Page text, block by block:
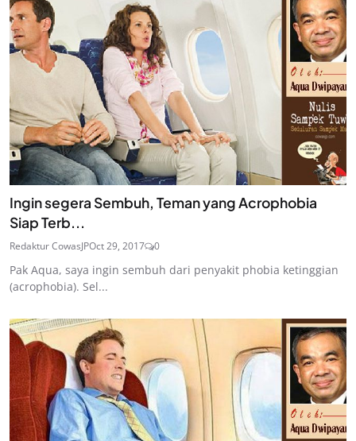
Ingin segera Sembuh, Teman yang Acrophobia
Siap Terb...
Redaktur CowasJPOct 29, 2017 0
Pak Aqua, saya ingin sembuh dari penyakit phobia ketinggian
(acrophobia). Sel...